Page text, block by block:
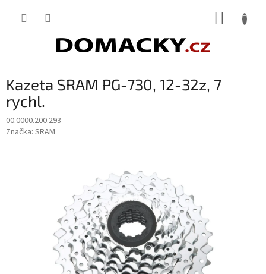
Kazeta SRAM PG-730, 12-32z, 7
rychl.
00.0000.200.293
Značka: SRAM